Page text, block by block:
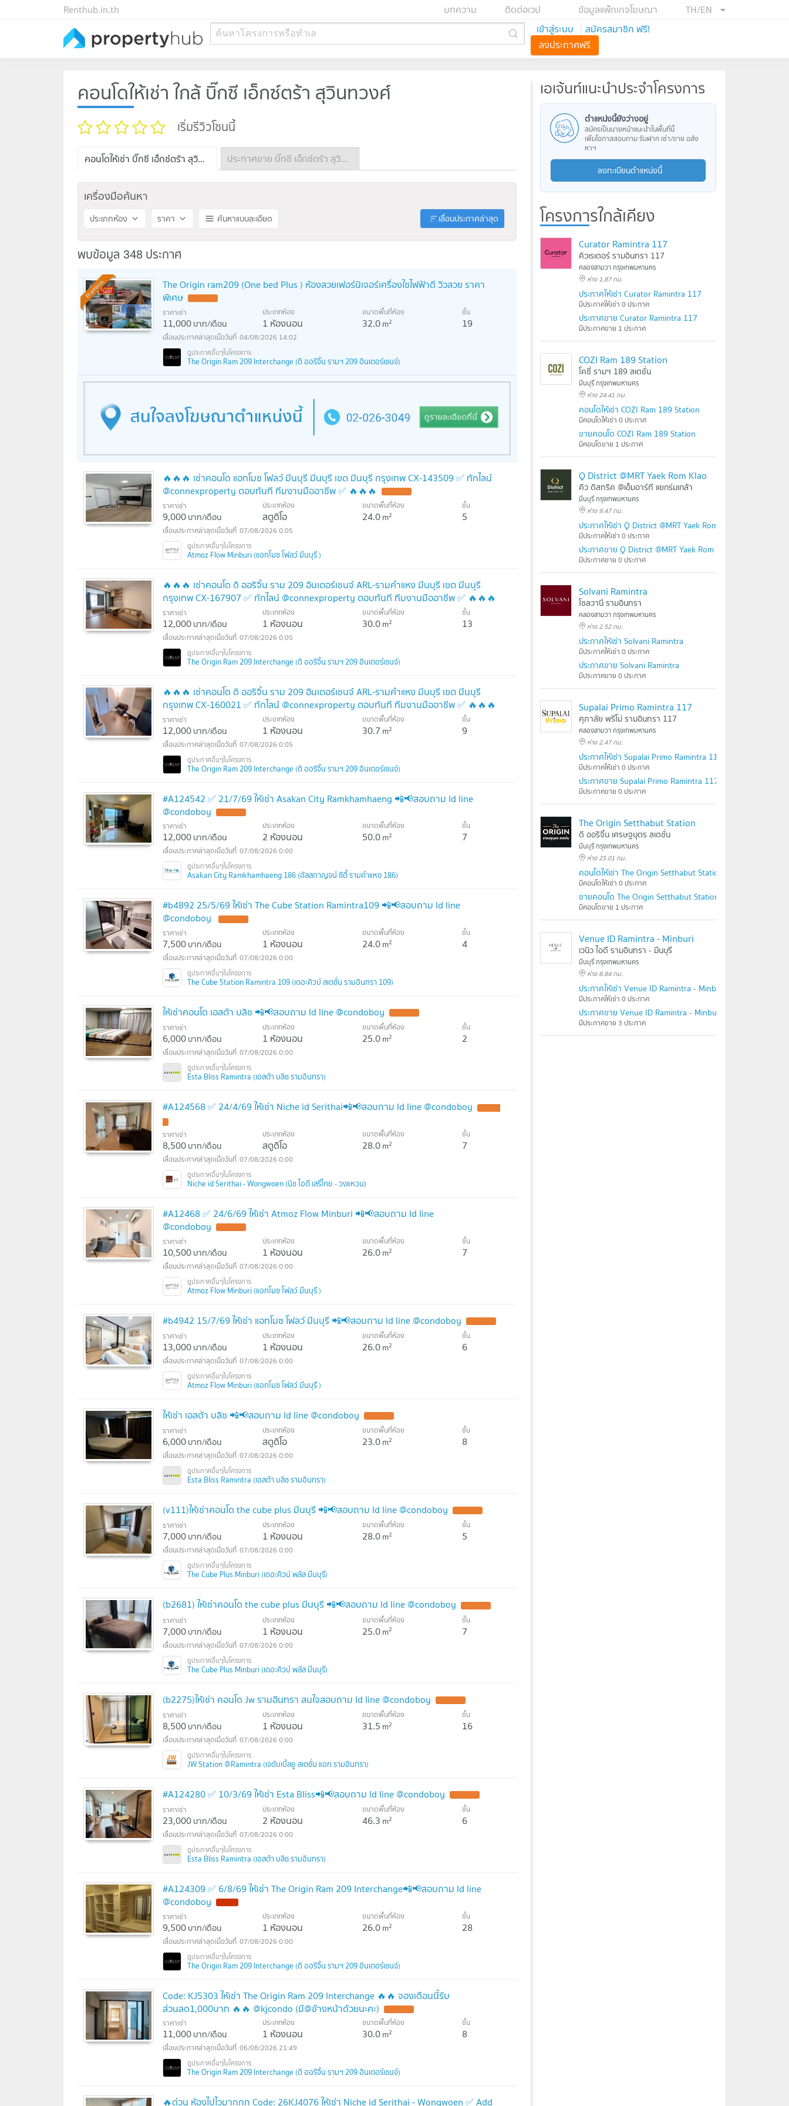
TH/EN
ข้อมูลแพ็กเกจโฆษณา
ติดต่อเวป
บทความ
Renthub.in.th
ค้นหาโครงการหรือทำเล เข้าสู่ระบบ
สมัครสมาชิก ฟรี!
ลงประกาศฟรี
คอนโดให้เช่า ใกล้ บิ๊กซี เอ็กซ์ตร้า สุวินทวงศ์
เริ่มรีวิวโซนนี้
คอนโดให้เช่า บิ๊กซี เอ็กซ์ตร้า สุวินทวงศ์ ประกาศขาย บิ๊กซี เอ็กซ์ตร้า สุวินทวงศ์
เครื่องมือค้นหา
ประเภทห้อง ราคา ค้นหาแบบละเอียด เลื่อนประกาศล่าสุด
พบข้อมูล 348 ประกาศ
Premium
The Origin ram209 (One bed Plus ) ห้องสวยเฟอร์นิเจอร์เครื่องใชไฟฟ้าดี วิวสวย ราคา
พิเศษ
ราคาเช่า
11,000บาท/เดือน
ประเภทห้อง
1 ห้องนอน
ขนาดพื้นที่ห้อง
32.0m2
ชั้น
19
04/08/2026 14:02
The Origin Ram 209 Interchange (ดิ ออริจิ้น รามฯ 209 อินเตอร์เชนจ์)
🔥🔥🔥 เช่าคอนโด แอทโมซ โฟลว์ มีนบุรี มีนบุรี เขต มีนบุรี กรุงเทพ CX-143509 ✅ ทักไลน์
@connexproperty ตอบทันที ทีมงานมืออาชีพ ✅ 🔥🔥🔥
ราคาเช่า
9,000บาท/เดือน
ประเภทห้อง
สตูดิโอ
ขนาดพื้นที่ห้อง
24.0m2
ชั้น
5
07/08/2026 0:05
Atmoz Flow Minburi (แอทโมซ โฟลว์ มีนบุรี )
🔥🔥🔥 เช่าคอนโด ดิ ออริจิ้น ราม 209 อินเตอร์เชนจ์ ARL-รามคำแหง มีนบุรี เขต มีนบุรี
กรุงเทพ CX-167907 ✅ ทักไลน์ @connexproperty ตอบทันที ทีมงานมืออาชีพ ✅ 🔥🔥🔥
ราคาเช่า
12,000บาท/เดือน
ประเภทห้อง
1 ห้องนอน
ขนาดพื้นที่ห้อง
30.0m2
ชั้น
13
07/08/2026 0:05
The Origin Ram 209 Interchange (ดิ ออริจิ้น รามฯ 209 อินเตอร์เชนจ์)
🔥🔥🔥 เช่าคอนโด ดิ ออริจิ้น ราม 209 อินเตอร์เชนจ์ ARL-รามคำแหง มีนบุรี เขต มีนบุรี
กรุงเทพ CX-160021 ✅ ทักไลน์ @connexproperty ตอบทันที ทีมงานมืออาชีพ ✅ 🔥🔥🔥
ราคาเช่า
12,000บาท/เดือน
ประเภทห้อง
1 ห้องนอน
ขนาดพื้นที่ห้อง
30.7 m2
ชั้น
9
07/08/2026 0:05
The Origin Ram 209 Interchange (ดิ ออริจิ้น รามฯ 209 อินเตอร์เชนจ์)
#A124542 ✅ 21/7/69 ให้เช่า Asakan City Ramkhamhaeng 📲📢สอบถาม ld line
@condoboy
ราคาเช่า
12,000บาท/เดือน
ประเภทห้อง
2 ห้องนอน
ขนาดพื้นที่ห้อง
50.0m2
ชั้น
7
07/08/2026 0:00
Asakan City Ramkhamhaeng 186 (อัสสกาญจน์ ซิตี้ รามคำแหง 186)
#b4892 25/5/69 ให้เช่า The Cube Station Ramintra109 📲📢สอบถาม ld line
@condoboy
ราคาเช่า
7,500บาท/เดือน
ประเภทห้อง
1 ห้องนอน
ขนาดพื้นที่ห้อง
24.0m2
ชั้น
4
07/08/2026 0:00
The Cube Station Ramintra 109 (เดอะคิวบ์ สเตชั่น รามอินทรา 109)
ให้เช่าคอนโด เอสต้า บลิช 📲📢สอบถาม ld line @condoboy
ราคาเช่า
6,000บาท/เดือน
ประเภทห้อง
1 ห้องนอน
ขนาดพื้นที่ห้อง
25.0m2
ชั้น
2
07/08/2026 0:00
Esta Bliss Ramintra (เอสต้า บลิซ รามอินทรา)
#A124568 ✅ 24/4/69 ให้เช่า Niche id Serithai📲📢สอบถาม ld line @condoboy
ราคาเช่า
8,500บาท/เดือน
ประเภทห้อง
สตูดิโอ
ขนาดพื้นที่ห้อง
28.0m2
ชั้น
7
07/08/2026 0:00
Niche id Serithai - Wongwoen (นิช ไอดี เสรีไทย - วงแหวน)
#A12468 ✅ 24/6/69 ให้เช่า Atmoz Flow Minburi 📲📢สอบถาม ld line
@condoboy
ราคาเช่า
10,500บาท/เดือน
ประเภทห้อง
1 ห้องนอน
ขนาดพื้นที่ห้อง
26.0m2
ชั้น
7
07/08/2026 0:00
Atmoz Flow Minburi (แอทโมซ โฟลว์ มีนบุรี )
#b4942 15/7/69 ให้เช่า แอทโมซ โฟลว์ มีนบุรี 📲📢สอบถาม ld line @condoboy
ราคาเช่า
13,000บาท/เดือน
ประเภทห้อง
1 ห้องนอน
ขนาดพื้นที่ห้อง
26.0m2
ชั้น
6
07/08/2026 0:00
Atmoz Flow Minburi (แอทโมซ โฟลว์ มีนบุรี )
ให้เช่า เอสต้า บลิซ 📲📢สอบถาม ld line @condoboy
ราคาเช่า
6,000บาท/เดือน
ประเภทห้อง
สตูดิโอ
ขนาดพื้นที่ห้อง
23.0m2
ชั้น
8
07/08/2026 0:00
Esta Bliss Ramintra (เอสต้า บลิซ รามอินทรา)
(v111)ให้เช่าคอนโด the cube plus มีนบุรี 📲📢สอบถาม ld line @condoboy
ราคาเช่า
7,000บาท/เดือน
ประเภทห้อง
1 ห้องนอน
ขนาดพื้นที่ห้อง
28.0m2
ชั้น
5
07/08/2026 0:00
The Cube Plus Minburi (เดอะคิวบ์ พลัส มีนบุรี)
(b2681) ให้เช่าคอนโด the cube plus มีนบุรี 📲📢สอบถาม ld line @condoboy
ราคาเช่า
7,000บาท/เดือน
ประเภทห้อง
1 ห้องนอน
ขนาดพื้นที่ห้อง
25.0m2
ชั้น
7
07/08/2026 0:00
The Cube Plus Minburi (เดอะคิวบ์ พลัส มีนบุรี)
(b2275)ให้เช่า คอนโด Jw รามอินทรา สนใจสอบถาม Id line @condoboy
ราคาเช่า
8,500บาท/เดือน
ประเภทห้อง
1 ห้องนอน
ขนาดพื้นที่ห้อง
31.5 m2
ชั้น
16
07/08/2026 0:00
JW Station @Ramintra (เจดับเบิ้ลยู สเตชั่น แอท รามอินทรา)
#A124280 ✅ 10/3/69 ให้เช่า Esta Bliss📲📢สอบถาม ld line @condoboy
ราคาเช่า
23,000บาท/เดือน
ประเภทห้อง
2 ห้องนอน
ขนาดพื้นที่ห้อง
46.3 m2
ชั้น
6
07/08/2026 0:00
Esta Bliss Ramintra (เอสต้า บลิซ รามอินทรา)
#A124309 ✅ 6/8/69 ให้เช่า The Origin Ram 209 Interchange📲📢สอบถาม ld line
@condoboy
ราคาเช่า
9,500บาท/เดือน
ประเภทห้อง
1 ห้องนอน
ขนาดพื้นที่ห้อง
26.0m2
ชั้น
28
07/08/2026 0:00
The Origin Ram 209 Interchange (ดิ ออริจิ้น รามฯ 209 อินเตอร์เชนจ์)
Code: KJ5303 ให้เช่า The Origin Ram 209 Interchange 🔥🔥 จองเดือนนี้รับ
ส่วนลด1,000บาท 🔥🔥 @kjcondo (มี@ข้างหน้าด้วยนะคะ)
ราคาเช่า
11,000บาท/เดือน
ประเภทห้อง
1 ห้องนอน
ขนาดพื้นที่ห้อง
30.0m2
ชั้น
8
06/08/2026 21:49
The Origin Ram 209 Interchange (ดิ ออริจิ้น รามฯ 209 อินเตอร์เชนจ์)
🔥ด่วน ห้องไปไวมากกก Code: 26KJ4076 ให้เช่า Niche id Serithai - Wongwoen ✅ Add
เอเจ้นท์แนะนำประจำโครงการ
ตำแหน่งนี้ยังว่างอยู่
สมัครเป็นนายหน้าแนะนำในพื้นที่นี้
เพิ่มโอกาสสอบถาม รับฝาก เช่า/ขาย อสัง
หาฯ
ลงทะเบียนตำแหน่งนี้
โครงการใกล้เคียง
Curator Ramintra 117
คิวเรเตอร์ รามอินทรา 117
คลองสามวา กรุงเทพมหานคร
ห่าง 1.87 กม.
ประกาศให้เช่า Curator Ramintra 117
มีประกาศให้เช่า 0 ประกาศ
ประกาศขาย Curator Ramintra 117
มีประกาศขาย 1 ประกาศ
COZI Ram 189 Station
โคซี่ รามฯ 189 สเตชั่น
มีนบุรี กรุงเทพมหานคร
ห่าง 24.41 กม.
คอนโดให้เช่า COZI Ram 189 Station
มีคอนโดให้เช่า 0 ประกาศ
ขายคอนโด COZI Ram 189 Station
มีคอนโดขาย 1 ประกาศ
Q District @MRT Yaek Rom Klao
คิว ดิสทริค @เอ็มอาร์ที แยกร่มเกล้า
มีนบุรี กรุงเทพมหานคร
ห่าง 9.47 กม.
ประกาศให้เช่า Q District @MRT Yaek Rom Klao
มีประกาศให้เช่า 0 ประกาศ
ประกาศขาย Q District @MRT Yaek Rom Klao
มีประกาศขาย 0 ประกาศ
Solvani Ramintra
โซลวานี รามอินทรา
คลองสามวา กรุงเทพมหานคร
ห่าง 2.52 กม.
ประกาศให้เช่า Solvani Ramintra
มีประกาศให้เช่า 0 ประกาศ
ประกาศขาย Solvani Ramintra
มีประกาศขาย 0 ประกาศ
Supalai Primo Ramintra 117
ศุภาลัย พรีโม่ รามอินทรา 117
คลองสามวา กรุงเทพมหานคร
ห่าง 2.47 กม.
ประกาศให้เช่า Supalai Primo Ramintra 117
มีประกาศให้เช่า 0 ประกาศ
ประกาศขาย Supalai Primo Ramintra 117
มีประกาศขาย 0 ประกาศ
The Origin Setthabut Station
ดิ ออริจิ้น เศรษฐบุตร สเตชั่น
มีนบุรี กรุงเทพมหานคร
ห่าง 25.01 กม.
คอนโดให้เช่า The Origin Setthabut Station
มีคอนโดให้เช่า 0 ประกาศ
ขายคอนโด The Origin Setthabut Station
มีคอนโดขาย 1 ประกาศ
Venue ID Ramintra - Minburi
เวนิว ไอดี รามอินทรา - มีนบุรี
มีนบุรี กรุงเทพมหานคร
ห่าง 8.84 กม.
ประกาศให้เช่า Venue ID Ramintra - Minburi
มีประกาศให้เช่า 0 ประกาศ
ประกาศขาย Venue ID Ramintra - Minburi
มีประกาศขาย 3 ประกาศ